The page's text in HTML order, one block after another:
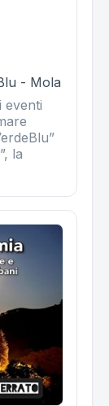
- Mola
eventi
la